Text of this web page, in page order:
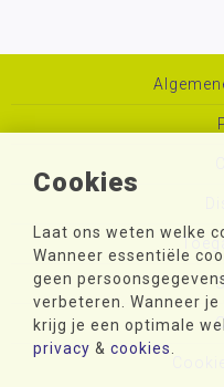
Cookies
Laat ons weten welke
Wanneer essentiële
geen
verbeteren. Wanneer
krijg je een optimale
privacy & cookies